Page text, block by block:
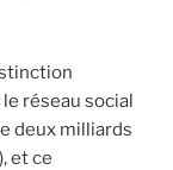
le réseau social
deux milliards
), et ce